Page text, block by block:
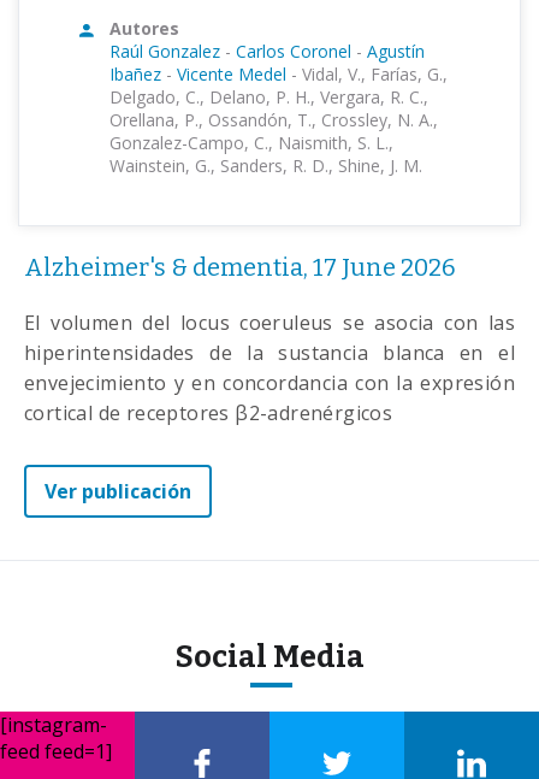
Autores
Raúl Gonzalez - Carlos Coronel - Agustín
Ibañez - Vicente Medel - Vidal, V., Farías, G.,
Delgado, C., Delano, P. H., Vergara, R. C.,
Orellana, P., Ossandón, T., Crossley, N. A.,
Gonzalez-Campo, C., Naismith, S. L.,
Wainstein, G., Sanders, R. D., Shine, J. M.
Alzheimer's & dementia, 17 June 2026
El volumen del locus coeruleus se asocia con las
hiperintensidades de la sustancia blanca en el
envejecimiento y en concordancia con la expresión
cortical de receptores β2-adrenérgicos
Ver publicación
Social Media
[instagram-
feed feed=1]